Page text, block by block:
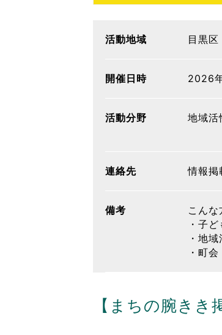
活動地域 目黒区
開催日時 2026
活動分野 地域活
連絡先 情報掲
備考
こんな
・子
・地
・町
【まちの腕き